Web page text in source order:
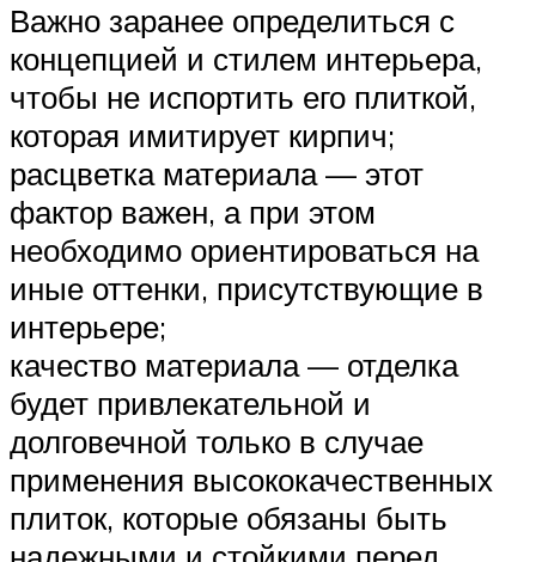
Важно заранее определиться с
концепцией и стилем интерьера,
чтобы не испортить его плиткой,
которая имитирует кирпич;
расцветка материала — этот
фактор важен, а при этом
необходимо ориентироваться на
иные оттенки, присутствующие в
интерьере;
качество материала — отделка
будет привлекательной и
долговечной только в случае
применения высококачественных
плиток, которые обязаны быть